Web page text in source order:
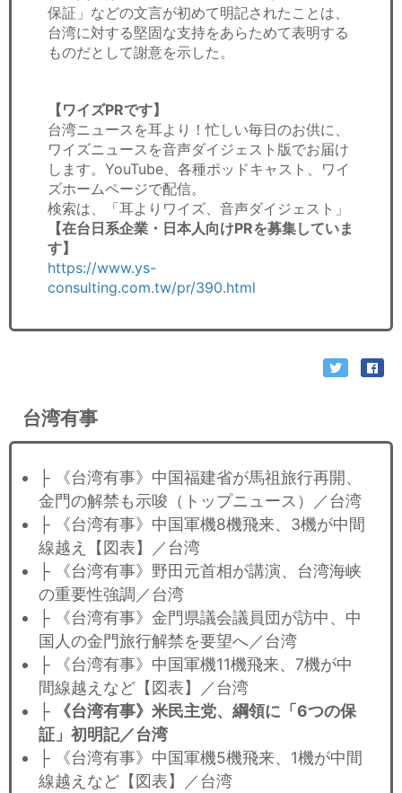
保証」などの文言が初めて明記されたことは、
台湾に対する堅固な支持をあらためて表明する
ものだとして謝意を示した。
【ワイズPRです】
台湾ニュースを耳より！忙しい毎日のお供に、
ワイズニュースを音声ダイジェスト版でお届け
します。YouTube、各種ポッドキャスト、ワイ
ズホームページで配信。
検索は、「耳よりワイズ、音声ダイジェスト」
【在台日系企業・日本人向けPRを募集していま
す】
https://www.ys-
consulting.com.tw/pr/390.html
台湾有事
├ 《台湾有事》中国福建省が馬祖旅行再開、
金門の解禁も示唆（トップニュース）／台湾
├ 《台湾有事》中国軍機8機飛来、3機が中間
線越え【図表】／台湾
├ 《台湾有事》野田元首相が講演、台湾海峡
の重要性強調／台湾
├ 《台湾有事》金門県議会議員団が訪中、中
国人の金門旅行解禁を要望へ／台湾
├ 《台湾有事》中国軍機11機飛来、7機が中
間線越えなど【図表】／台湾
├
《台湾有事》米民主党、綱領に「6つの保
証」初明記／台湾
├ 《台湾有事》中国軍機5機飛来、1機が中間
線越えなど【図表】／台湾